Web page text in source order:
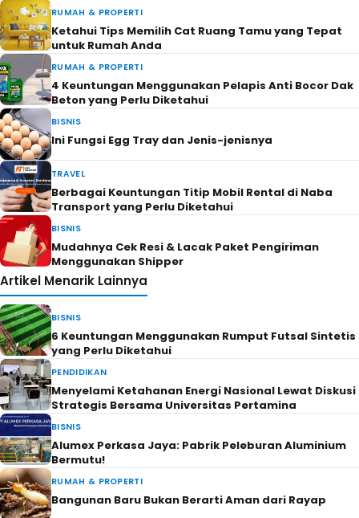
RUMAH & PROPERTI
Ketahui Tips Memilih Cat Ruang Tamu yang Tepat
untuk Rumah Anda
RUMAH & PROPERTI
4 Keuntungan Menggunakan Pelapis Anti Bocor Dak
Beton yang Perlu Diketahui
BISNIS
Ini Fungsi Egg Tray dan Jenis-jenisnya
TRAVEL
Berbagai Keuntungan Titip Mobil Rental di Naba
Transport yang Perlu Diketahui
BISNIS
Mudahnya Cek Resi & Lacak Paket Pengiriman
Menggunakan Shipper
Artikel Menarik Lainnya
BISNIS
6 Keuntungan Menggunakan Rumput Futsal Sintetis
yang Perlu Diketahui
PENDIDIKAN
Menyelami Ketahanan Energi Nasional Lewat Diskusi
Strategis Bersama Universitas Pertamina
BISNIS
Alumex Perkasa Jaya: Pabrik Peleburan Aluminium
Bermutu!
RUMAH & PROPERTI
Bangunan Baru Bukan Berarti Aman dari Rayap